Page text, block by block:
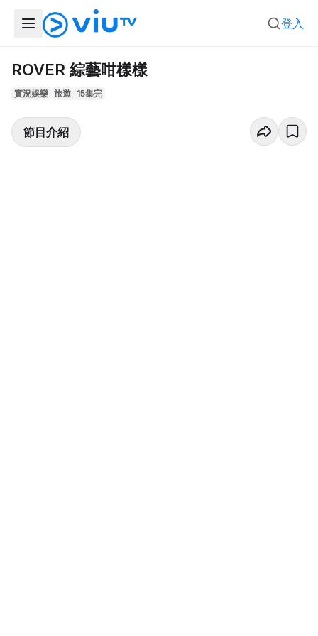
登入
ROVER 綜藝咁樣樣
實況娛樂 旅遊 15集完
節目介紹